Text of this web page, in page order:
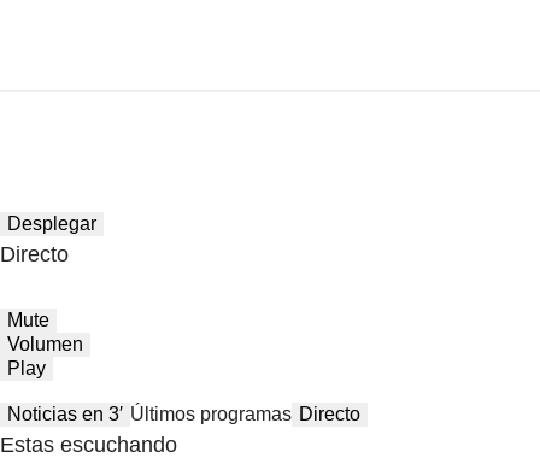
Desplegar
Directo
Mute
Volumen
Play
Noticias en 3′ Últimos programas Directo
Estas escuchando